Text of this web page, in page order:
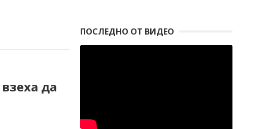
да
ПОСЛЕДНО ОТ ВИДЕО